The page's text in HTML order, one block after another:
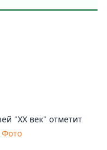
"ХХ век" отметит
Фото